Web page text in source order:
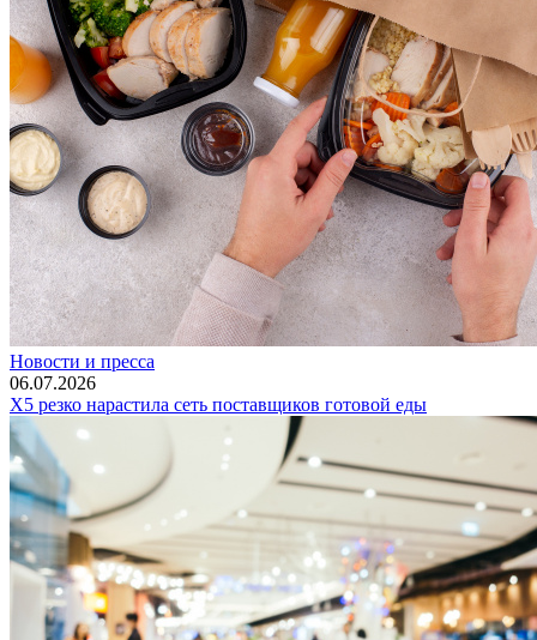
Новости и пресса
06.07.2026
Х5 резко нарастила сеть поставщиков готовой еды